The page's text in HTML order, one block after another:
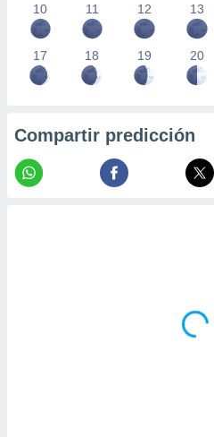
10 11 12 13
17 18 19 20
Compartir predicción